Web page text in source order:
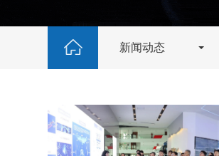
新闻动态